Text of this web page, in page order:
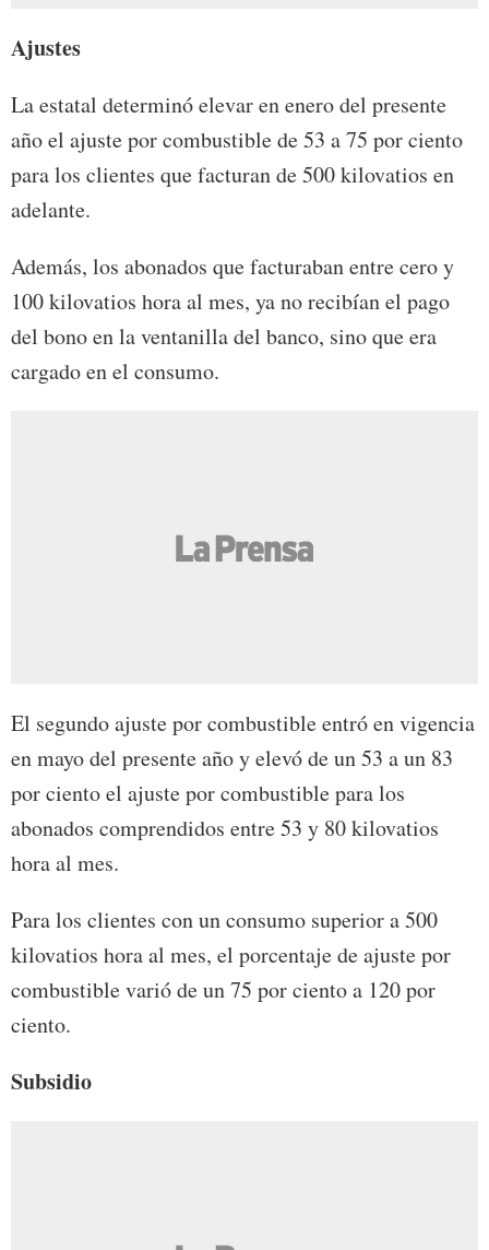
Ajustes
La estatal determinó elevar en enero del presente
año el ajuste por combustible de 53 a 75 por ciento
para los clientes que facturan de 500 kilovatios en
adelante.
Además, los abonados que facturaban entre cero y
100 kilovatios hora al mes, ya no recibían el pago
del bono en la ventanilla del banco, sino que era
cargado en el consumo.
El segundo ajuste por combustible entró en vigencia
en mayo del presente año y elevó de un 53 a un 83
por ciento el ajuste por combustible para los
abonados comprendidos entre 53 y 80 kilovatios
hora al mes.
Para los clientes con un consumo superior a 500
kilovatios hora al mes, el porcentaje de ajuste por
combustible varió de un 75 por ciento a 120 por
ciento.
Subsidio